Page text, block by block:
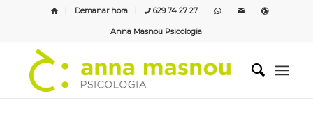
Demanar hora 629 74 27 27
Anna Masnou Psicologia